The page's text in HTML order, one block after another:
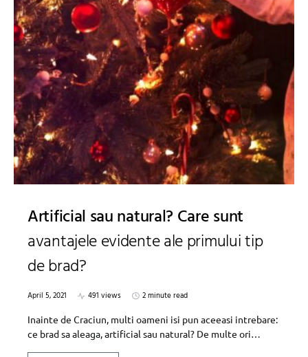
Artificial sau natural? Care sunt
avantajele evidente ale primului tip
de brad?
April 5, 2021 491 views
2 minute read
Inainte de Craciun, multi oameni isi pun aceeasi intrebare:
ce brad sa aleaga, artificial sau natural? De multe ori…